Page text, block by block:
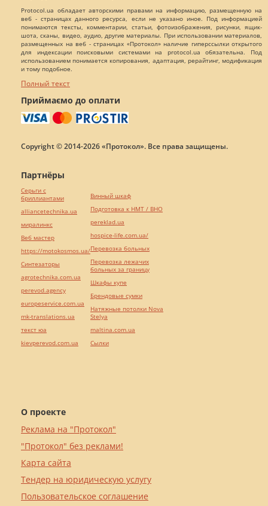
Protocol.ua обладает авторскими правами на информацию, размещенную на
веб - страницах данного ресурса, если не указано иное. Под информацией
понимаются тексты, комментарии, статьи, фотоизображения, рисунки, ящик-
шота, сканы, видео, аудио, другие материалы. При использовании материалов,
размещенных на веб - страницах «Протокол» наличие гиперссылки открытого
для индексации поисковыми системами на protocol.ua обязательна. Под
использованием понимается копирования, адаптация, рерайтинг, модификация
и тому подобное.
Полный текст
Приймаємо до оплати
Copyright © 2014-2026 «Протокол». Все права защищены.
О проекте
Реклама на "Протокол"
"Протокол" без реклами!
Карта сайта
Тендер на юридическую услугу
Пользовательское соглашение
Партнёры
Серьги с
бриллиантами
alliancetechnika.ua
миралинкс
Веб мастер
https://motokosmos.ua/
Синтезаторы
agrotechnika.com.ua
perevod.agency
europeservice.com.ua
mk-translations.ua
текст юа
kievperevod.com.ua
Винный шкаф
Подготовка к НМТ / ВНО
pereklad.ua
hospice-life.com.ua/
Перевозка больных
Перевозка лежачих
больных за границу
Шкафы купе
Брендовые сумки
Натяжные потолки Nova
Stelya
maltina.com.ua
Cылки